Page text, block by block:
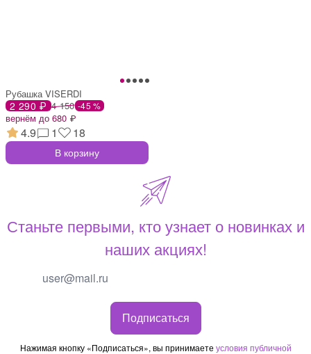
Рубашка VISERDI
2 290 ₽ 4 150 -45 %
вернём до 680 ₽
4.9 1 18
В корзину
Станьте первыми, кто узнает о новинках и
наших акциях!
Подписаться
Нажимая кнопку «Подписаться», вы принимаете условия публичной